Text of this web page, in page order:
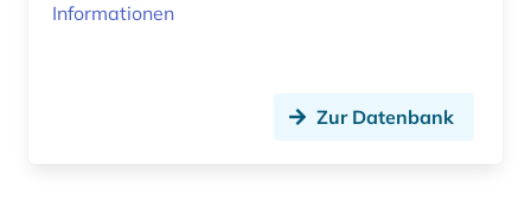
Informationen
Zur Datenbank